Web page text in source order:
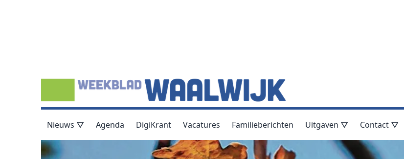
Nieuws ▽ Agenda DigiKrant Vacatures Familieberichten Uitgaven ▽ Contact ▽